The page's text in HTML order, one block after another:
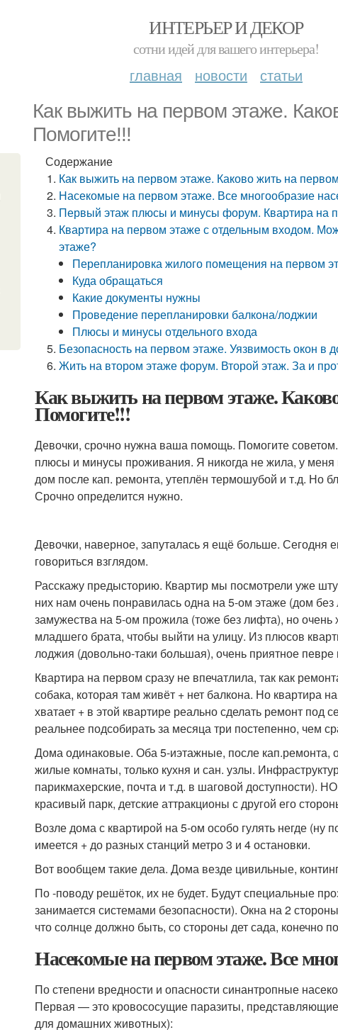
ИНТЕРЬЕР И ДЕКОР
сотни идей для вашего интерьера!
главная новости статьи
Как выжить на первом этаже.
Помогите!!!
Содержание
Как выжить на первом этаже. Каково жить на
Насекомые на первом этаже. Все многообразие
Первый этаж плюсы и минусы форум. Квартира на
Квартира на первом этаже с отдельным входом.
этаже?
Перепланировка жилого помещения на первом
Куда обращаться
Какие документы нужны
Проведение перепланировки балкона/лоджии
Плюсы и минусы отдельного входа
Безопасность на первом этаже. Уязвимость окон в
Жить на втором этаже форум. Второй этаж. За и
Как выжить на первом этаже.
Помогите!!!
Девочки, срочно нужна ваша помощь. Помогите
плюсы и минусы проживания. Я никогда не жила, у меня
дом после кап. ремонта, утеплён термошубой и т.д. Но
Срочно определится нужно.
Девочки, наверное, запуталась я ещё больше. Сегодня
говориться взглядом.
Расскажу предысторию. Квартир мы посмотрели уже
них нам очень понравилась одна на 5-ом этаже (дом
замужества на 5-ом прожила (тоже без лифта), но
младшего брата, чтобы выйти на улицу. Из плюсов
лоджия (довольно-таки большая), очень приятное
Квартира на первом сразу не впечатлила, так как
собака, которая там живёт + нет балкона. Но квартира
хватает + в этой квартире реально сделать ремонт под
реальнее подсобирать за месяца три постепенно, чем
Дома одинаковые. Оба 5-иэтажные, после кап.ремонта,
жилые комнаты, только кухня и сан. узлы.
парикмахерские, почта и т.д. в шаговой доступности).
красивый парк, детские аттракционы с другой его
Возле дома с квартирой на 5-ом особо гулять негде
имеется + до разных станций метро 3 и 4 остановки.
Вот вообщем такие дела. Дома везде цивильные,
По -поводу решёток, их не будет. Будут специальные
занимается системами безопасности). Окна на 2
что солнце должно быть, со стороны дет сада, конечно
Насекомые на первом этаже. Все
По степени вредности и опасности синантропные
Первая — это кровососущие паразиты,
для домашних животных):